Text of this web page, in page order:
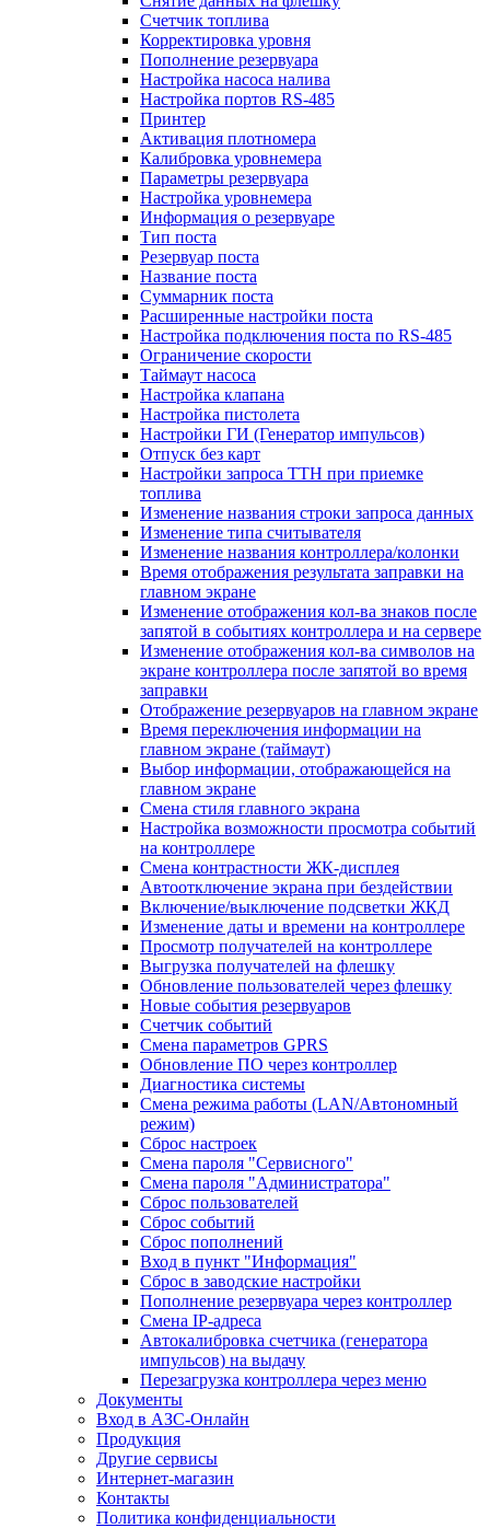
Счетчик топлива
Корректировка уровня
Пополнение резервуара
Настройка насоса налива
Настройка портов RS-485
Принтер
Активация плотномера
Калибровка уровнемера
Параметры резервуара
Настройка уровнемера
Информация о резервуаре
Тип поста
Резервуар поста
Название поста
Суммарник поста
Расширенные настройки поста
Настройка подключения поста по RS-485
Ограничение скорости
Таймаут насоса
Настройка клапана
Настройка пистолета
Настройки ГИ (Генератор импульсов)
Отпуск без карт
Настройки запроса ТТН при приемке
топлива
Изменение названия строки запроса данных
Изменение типа считывателя
Изменение названия контроллера/колонки
Время отображения результата заправки на
главном экране
Изменение отображения кол-ва знаков после
запятой в событиях контроллера и на сервере
Изменение отображения кол-ва символов на
экране контроллера после запятой во время
заправки
Отображение резервуаров на главном экране
Время переключения информации на
главном экране (таймаут)
Выбор информации, отображающейся на
главном экране
Смена стиля главного экрана
Настройка возможности просмотра событий
на контроллере
Смена контрастности ЖК-дисплея
Автоотключение экрана при бездействии
Включение/выключение подсветки ЖКД
Изменение даты и времени на контроллере
Просмотр получателей на контроллере
Выгрузка получателей на флешку
Обновление пользователей через флешку
Новые события резервуаров
Счетчик событий
Смена параметров GPRS
Обновление ПО через контроллер
Диагностика системы
Смена режима работы (LAN/Автономный
режим)
Сброс настроек
Смена пароля "Сервисного"
Смена пароля "Администратора"
Сброс пользователей
Сброс событий
Сброс пополнений
Вход в пункт "Информация"
Сброс в заводские настройки
Пополнение резервуара через контроллер
Смена IP-адреса
Автокалибровка счетчика (генератора
импульсов) на выдачу
Перезагрузка контроллера через меню
Документы
Вход в АЗС-Онлайн
Продукция
Другие сервисы
Интернет-магазин
Контакты
Политика конфиденциальности